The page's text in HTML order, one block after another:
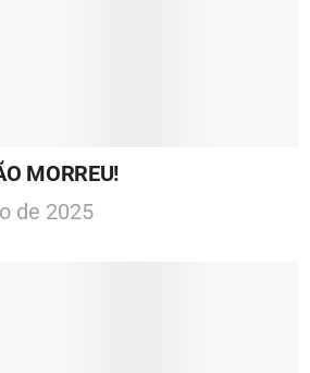
MORREU!
de 2025